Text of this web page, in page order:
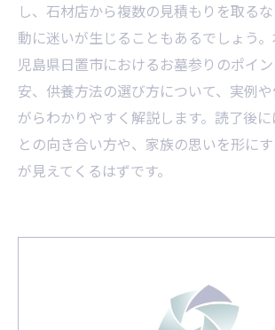
し、石材店から複数の見積もりを取る
動に迷いが生じることもあるでしょう
児島県日置市におけるお墓参りのポイ
安、供養方法の選び方について、実例
がらわかりやすく解説します。読了後
との向き合い方や、家族の思いを形に
が見えてくるはずです。